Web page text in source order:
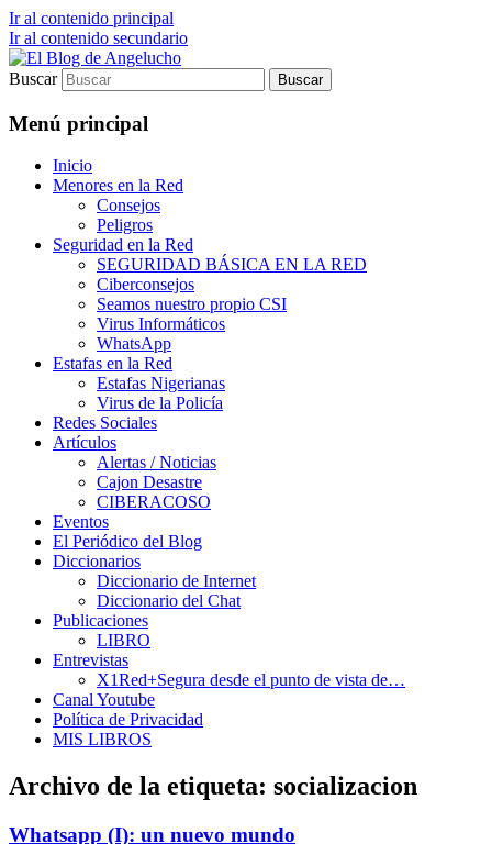
Ir al contenido principal
Ir al contenido secundario
El Blog de Angelucho
Blog sobre Seguridad en Internet para el
Internauta básico
Buscar
Menú principal
Inicio
Menores en la Red
Consejos
Peligros
Seguridad en la Red
SEGURIDAD BÁSICA EN LA RED
Ciberconsejos
Seamos nuestro propio CSI
Virus Informáticos
WhatsApp
Estafas en la Red
Estafas Nigerianas
Virus de la Policía
Redes Sociales
Artículos
Alertas / Noticias
Cajon Desastre
CIBERACOSO
Eventos
El Periódico del Blog
Diccionarios
Diccionario de Internet
Diccionario del Chat
Publicaciones
LIBRO
Entrevistas
X1Red+Segura desde el punto de vista de…
Canal Youtube
Política de Privacidad
MIS LIBROS
Archivo de la etiqueta: socializacion
Whatsapp (I): un nuevo mundo